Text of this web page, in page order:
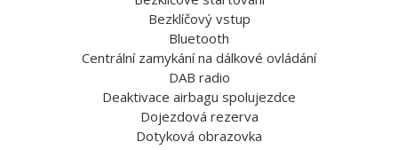
Bezklíčový vstup
Bluetooth
Centrální zamykání na dálkové ovládání
DAB radio
Deaktivace airbagu spolujezdce
Dojezdová rezerva
Dotyková obrazovka